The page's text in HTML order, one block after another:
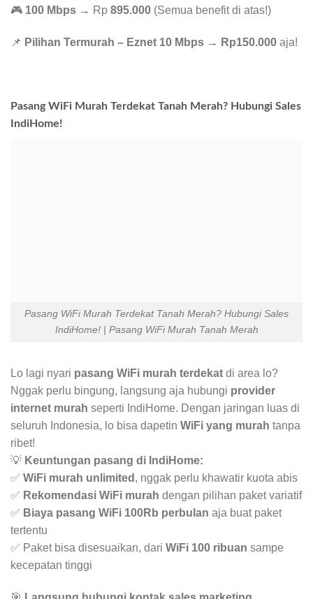
🎮 100 Mbps → Rp 895.000 (Semua benefit di atas!)
📌 Pilihan Termurah – Eznet 10 Mbps → Rp150.000 aja!
Pasang WiFi Murah Terdekat Tanah Merah? Hubungi Sales
IndiHome!
Pasang WiFi Murah Terdekat Tanah Merah? Hubungi Sales
IndiHome! | Pasang WiFi Murah Tanah Merah
Lo lagi nyari pasang WiFi murah terdekat di area lo?
Nggak perlu bingung, langsung aja hubungi provider
internet murah seperti IndiHome. Dengan jaringan luas di
seluruh Indonesia, lo bisa dapetin WiFi yang murah tanpa
ribet!
💡 Keuntungan pasang di IndiHome:
✅ WiFi murah unlimited , nggak perlu khawatir kuota abis
✅ Rekomendasi WiFi murah dengan pilihan paket variatif
✅ Biaya pasang WiFi 100Rb perbulan aja buat paket
tertentu
✅ Paket bisa disesuaikan, dari WiFi 100 ribuan sampe
kecepatan tinggi